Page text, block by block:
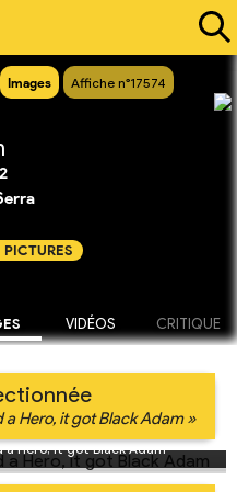
Images Affiche n°17574
PICTURES
VIDÉOS CRITIQUE
a Hero, it got Black Adam »
a Hero, it got Black Adam